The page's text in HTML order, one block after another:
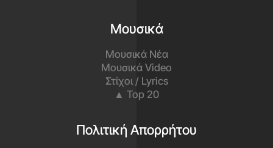
Μουσικά
Μουσικά Νέα
Μουσικά Video
Στίχοι / Lyrics
▲ Top 20
Πολιτική Απορρήτου